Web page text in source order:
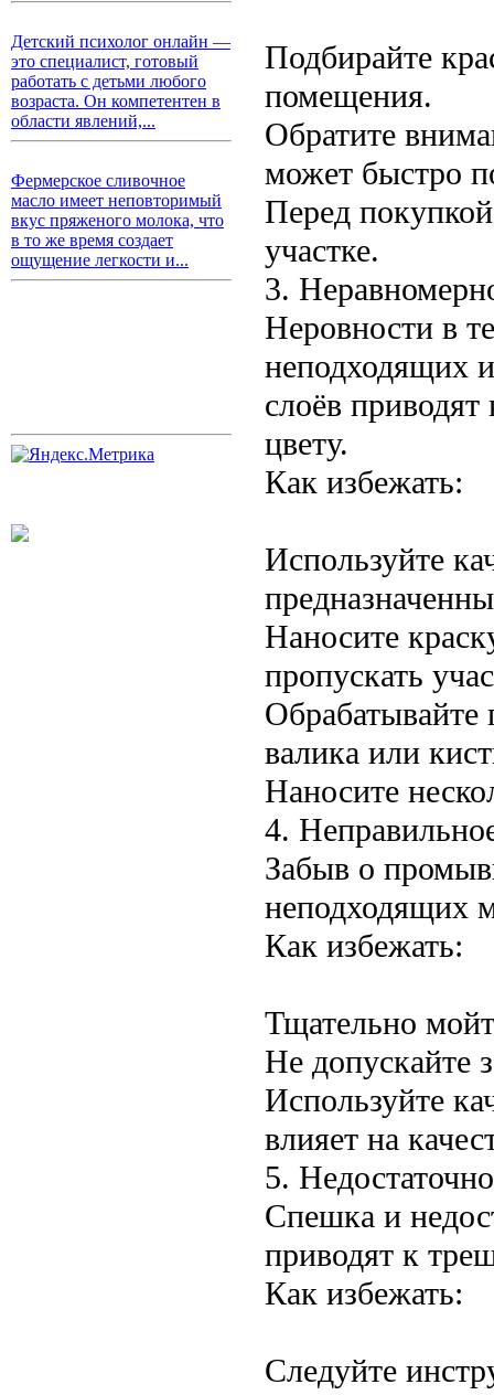
Детский психолог онлайн —
это специалист, готовый
работать с детьми любого
возраста. Он компетентен в
области явлений,...
Фермерское сливочное
масло имеет неповторимый
вкус пряженого молока, что
в то же время создает
ощущение легкости и...
Подбирайте
помещения.
Обратите
может быстро
Перед
участке.
3.
Неровности в
неподходящих
слоёв
цвету.
Как избежать:
Используйте
Наносите
пропускать
валика или
Наносите
4.
Забыв о
неподходящих
Как избежать:
Тщательно
Не допускайте
Используйте
влияет на
5.
Спешка и
приводят к
Как избежать:
Следуйте